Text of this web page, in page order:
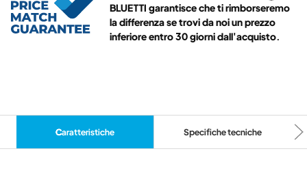
BLUETTI garantisce che ti rimborseremo
la differenza se trovi da noi un prezzo
inferiore entro 30 giorni dall'acquisto.
Caratteristiche Specifiche tecniche